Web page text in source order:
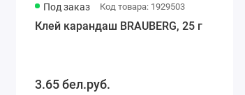
Под заказ Код товара: 1929503
Клей карандаш BRAUBERG, 25 г
3.65 бел.руб.